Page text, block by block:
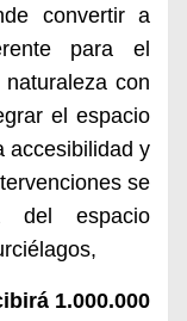
convertir a
para el
con
el espacio
accesibilidad y
se
del espacio
1.000.000